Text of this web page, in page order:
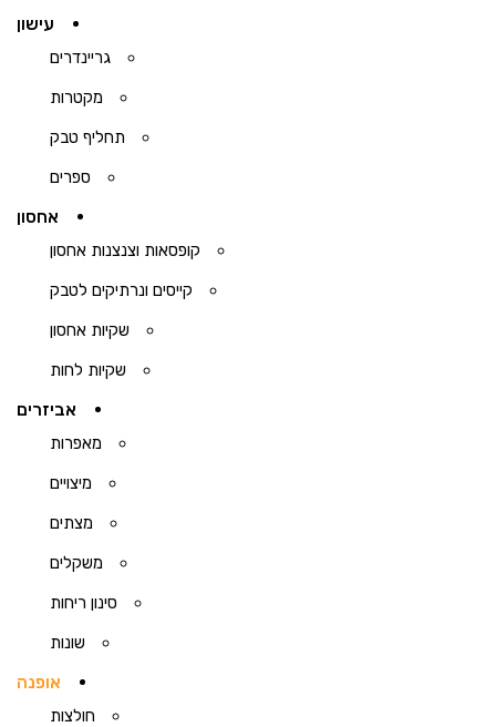
עישון
גריינדרים
מקטרות
תחליף טבק
ספרים
אחסון
קופסאות וצנצנות אחסון
קייסים ונרתיקים לטבק
שקיות אחסון
שקיות לחות
אביזרים
מאפרות
מיצויים
מצתים
משקלים
סינון ריחות
שונות
אופנה
חולצות